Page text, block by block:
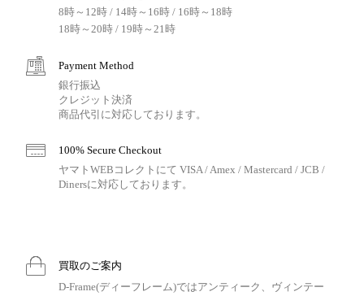
8時～12時 / 14時～16時 / 16時～18時
18時～20時 / 19時～21時
Payment Method
銀行振込
クレジット決済
商品代引に対応しております。
100% Secure Checkout
ヤマトWEBコレクトにて VISA / Amex / Mastercard / JCB /
Dinersに対応しております。
買取のご案内
D-Frame(ディーフレーム)ではアンティーク、ヴィンテー